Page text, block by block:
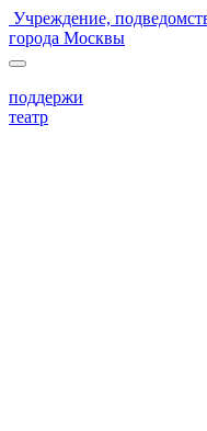
Учреждение,
города Москвы
поддержи
театр